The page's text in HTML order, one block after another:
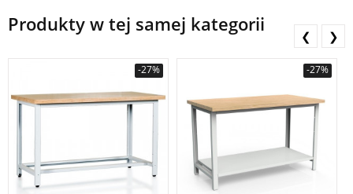
Produkty w tej samej kategorii
-27% -27%
❮ ❯